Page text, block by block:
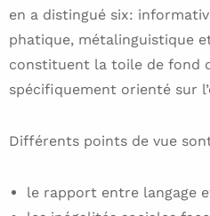
en a distingué six:
phatique, métalinguistique
constituent la toile de fond
spécifiquement orienté sur
Différents points de vue
le rapport entre langage